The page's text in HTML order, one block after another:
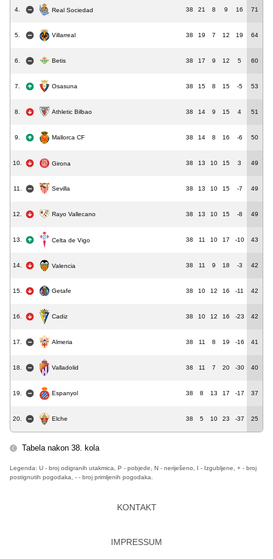
4. Real Sociedad 38 21 8 9 16 71
5. Villarreal 38 19 7 12 19 64
6. Betis 38 17 9 12 5 60
7. Osasuna 38 15 8 15 -5 53
8. Athletic Bilbao 38 14 9 15 4 51
9. Mallorca CF 38 14 8 16 -6 50
10. Girona 38 13 10 15 3 49
11. Sevilla 38 13 10 15 -7 49
12. Rayo Vallecano 38 13 10 15 -8 49
13. Celta de Vigo 38 11 10 17 -10 43
14. Valencia 38 11 9 18 -3 42
15. Getafe 38 10 12 16 -11 42
16. Cadiz 38 10 12 16 -23 42
17. Almeria 38 11 8 19 -16 41
18. Valladolid 38 11 7 20 -30 40
19. Espanyol 38 8 13 17 -17 37
20. Elche 38 5 10 23 -37 25
Tabela nakon 38. kola
Legenda: U - broj odigranih utakmica, P - pobjede, N - neriješeno, I - Izgubljene, + - broj
postignutih pogodaka, - - broj primljenih pogodaka.
KONTAKT
IMPRESSUM